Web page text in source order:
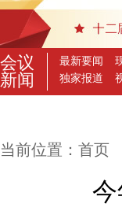
当前位置： 首页